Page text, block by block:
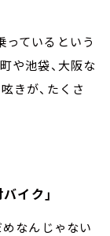
っているという
や池袋、大阪な
きが、たくさ
イク」
めなんじゃない